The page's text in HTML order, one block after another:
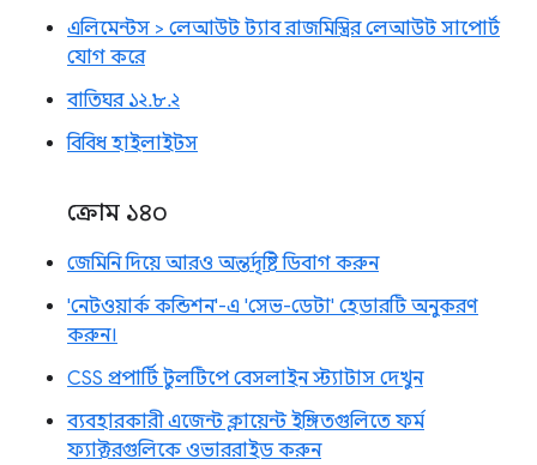
এলিমেন্টস > লেআউট ট্যাব রাজমিস্ত্রির লেআউট সাপোর্ট
যোগ করে
বাতিঘর ১২.৮.২
বিবিধ হাইলাইটস
ক্রোম ১৪০
জেমিনি দিয়ে আরও অন্তর্দৃষ্টি ডিবাগ করুন
'নেটওয়ার্ক কন্ডিশন'-এ 'সেভ-ডেটা' হেডারটি অনুকরণ
করুন।
CSS প্রপার্টি টুলটিপে বেসলাইন স্ট্যাটাস দেখুন
ব্যবহারকারী এজেন্ট ক্লায়েন্ট ইঙ্গিতগুলিতে ফর্ম
ফ্যাক্টরগুলিকে ওভাররাইড করুন